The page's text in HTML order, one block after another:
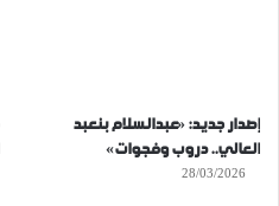
إصدار جديد: «عبدالسلام بنعبد
العالي.. دروب وفجوات»
28/03/2026